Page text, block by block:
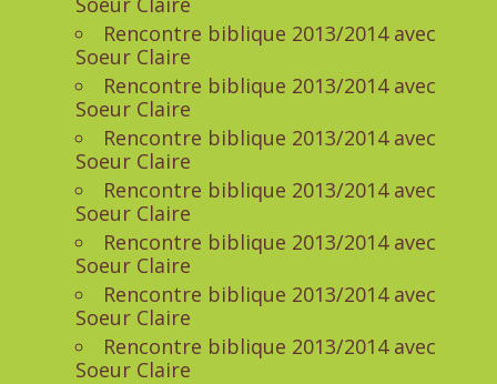
Rencontre biblique 2013/2014 avec
Soeur Claire
Rencontre biblique 2013/2014 avec
Soeur Claire
Rencontre biblique 2013/2014 avec
Soeur Claire
Rencontre biblique 2013/2014 avec
Soeur Claire
Rencontre biblique 2013/2014 avec
Soeur Claire
Rencontre biblique 2013/2014 avec
Soeur Claire
Rencontre biblique 2013/2014 avec
Soeur Claire